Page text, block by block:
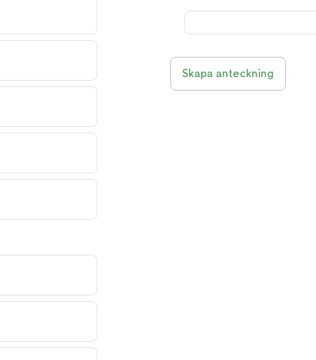
Skapa anteckning